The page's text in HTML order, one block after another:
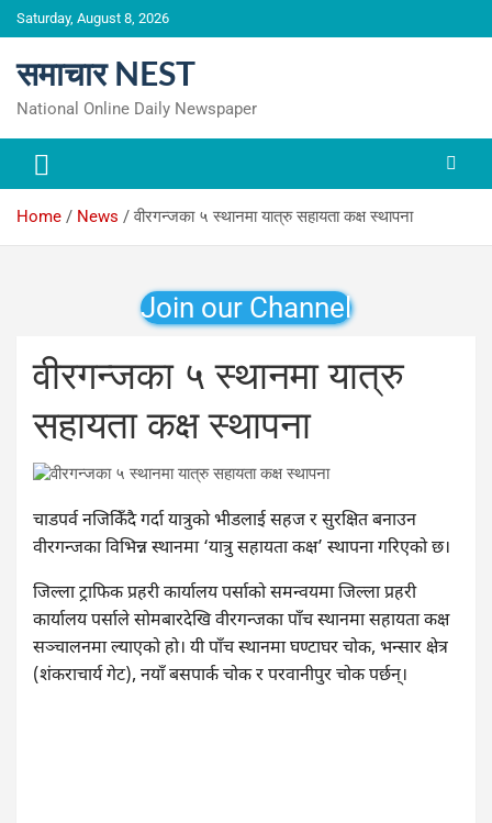
Skip
to
Saturday, August 8, 2026
समाचार NEST
National Online Daily Newspaper
Home News वीरगन्जका ५ स्थानमा यात्रु सहायता कक्ष स्थापना
Join our Channel
वीरगन्जका ५ स्थानमा यात्रु
सहायता कक्ष स्थापना
चाडपर्व नजिकिँदै गर्दा यात्रुको भीडलाई सहज र सुरक्षित बनाउन
वीरगन्जका विभिन्न स्थानमा ‘यात्रु सहायता कक्ष’ स्थापना गरिएको छ।
जिल्ला ट्राफिक प्रहरी कार्यालय पर्साको समन्वयमा जिल्ला प्रहरी
कार्यालय पर्साले सोमबारदेखि वीरगन्जका पाँच स्थानमा सहायता कक्ष
सञ्चालनमा ल्याएको हो। यी पाँच स्थानमा घण्टाघर चोक, भन्सार क्षेत्र
(शंकराचार्य गेट), नयाँ बसपार्क चोक र परवानीपुर चोक पर्छन्।